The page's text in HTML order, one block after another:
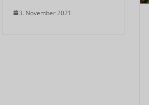
3. November 2021